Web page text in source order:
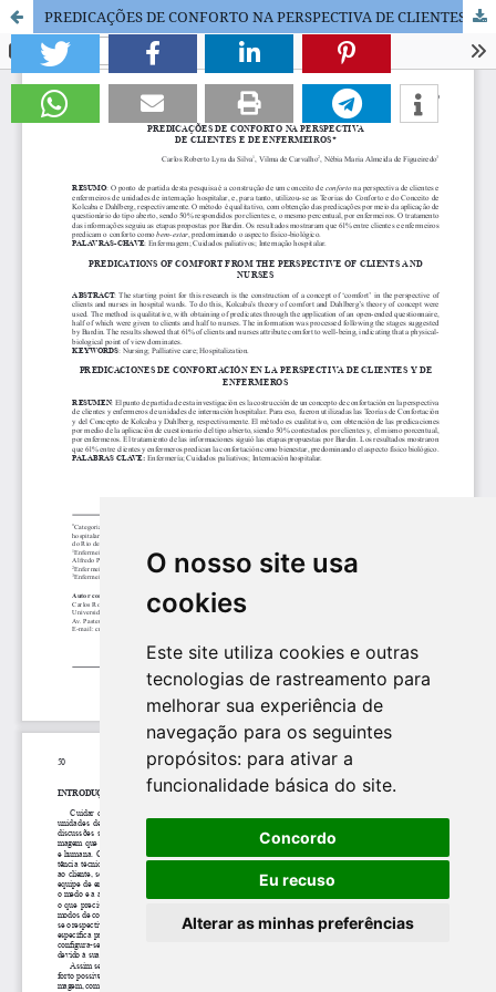
O nosso site usa
cookies
Este site utiliza cookies e outras
tecnologias de rastreamento para
melhorar sua experiência de
navegação para os seguintes
propósitos: para ativar a
funcionalidade básica do site.
Concordo
Eu recuso
Alterar as minhas preferências
PREDICAÇÕES DE CONFORTO NA PERSPECTIVA DE CLIENTES E DE ENFERMEIROS